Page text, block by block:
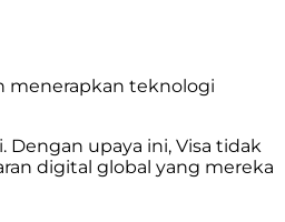
menerapkan teknologi
upaya ini, Visa tidak
digital global yang mereka